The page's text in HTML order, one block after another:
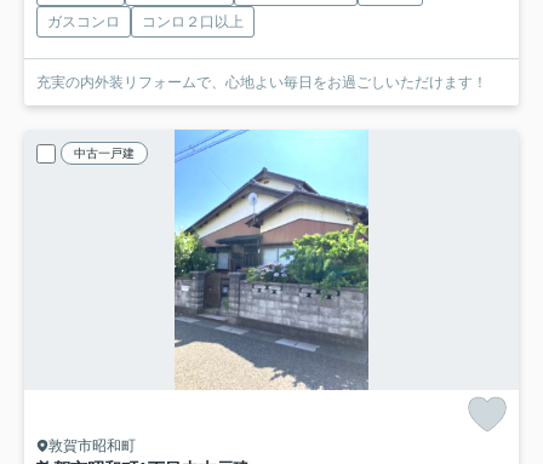
ガスコンロ
コンロ２口以上
充実の内外装リフォームで、心地よい毎日をお過ごしいただけます！
中古一戸建
敦賀市昭和町